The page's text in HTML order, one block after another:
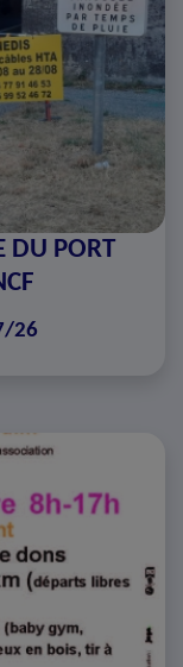
DU PORT
26